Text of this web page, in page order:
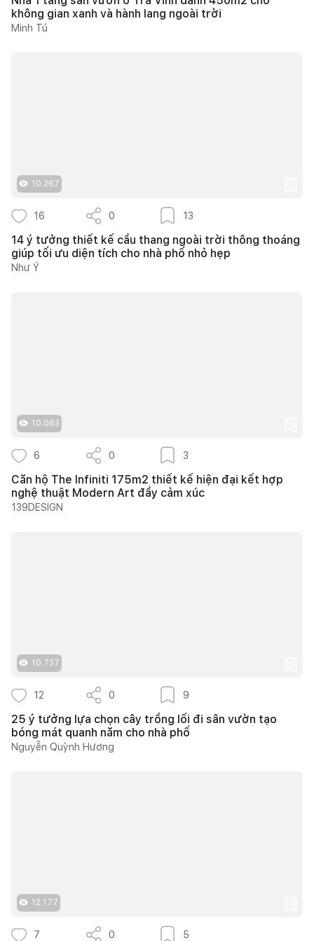
không gian xanh và hành lang ngoài trời
Minh Tú
10.267
16 0 13
14 ý tưởng thiết kế cầu thang ngoài trời thông thoáng
giúp tối ưu diện tích cho nhà phố nhỏ hẹp
Như Ý
10.063
6 0 3
Căn hộ The Infiniti 175m2 thiết kế hiện đại kết hợp
nghệ thuật Modern Art đầy cảm xúc
139DESIGN
10.737
12 0 9
25 ý tưởng lựa chọn cây trồng lối đi sân vườn tạo
bóng mát quanh năm cho nhà phố
Nguyễn Quỳnh Hương
12.177
7 0 5